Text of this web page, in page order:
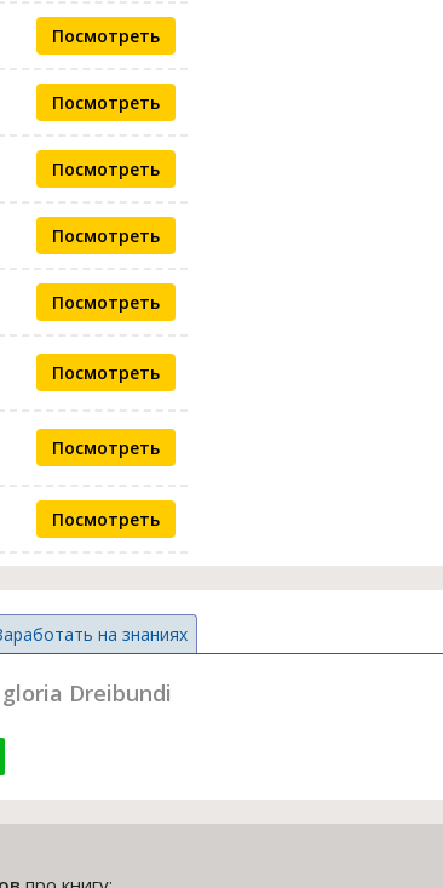
Посмотреть
Посмотреть
Посмотреть
Посмотреть
Посмотреть
Посмотреть
Посмотреть
Посмотреть
на знаниях
Dreibundi